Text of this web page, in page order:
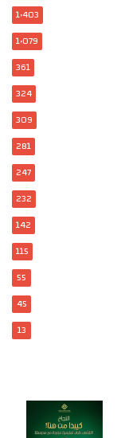
1٬403
1٬079
361
324
309
281
247
232
142
115
55
45
13